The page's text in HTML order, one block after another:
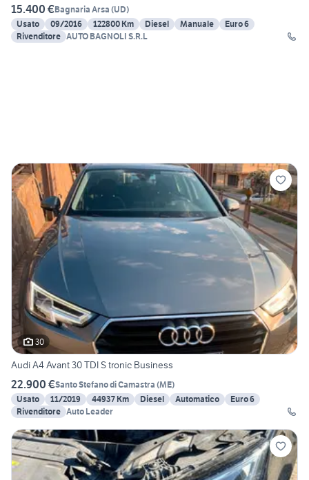
15.400 €Bagnaria Arsa (UD)
Usato
09/2016 122800 Km Diesel Manuale
Euro 6
Rivenditore AUTO BAGNOLI S.R.L
30
Audi A4 Avant 30 TDI S tronic Business
22.900 €Santo Stefano di Camastra (ME)
Usato
11/2019 44937 Km Diesel Automatico
Euro 6
Rivenditore Auto Leader